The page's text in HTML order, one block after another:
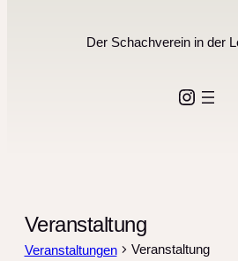
Der Schachverein in der
Instagram
Veranstaltung
Veranstaltungen Veranstaltung